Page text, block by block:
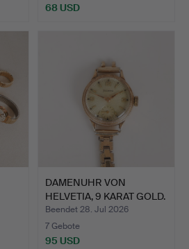
68 USD
DAMENUHR VON
HELVETIA, 9 KARAT GOLD.
Beendet 28. Jul 2026
7 Gebote
95 USD